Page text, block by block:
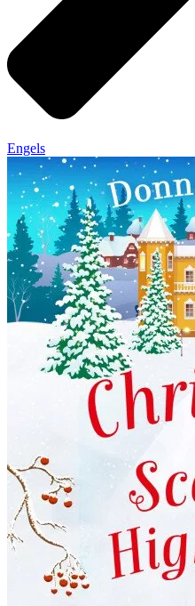
Engels